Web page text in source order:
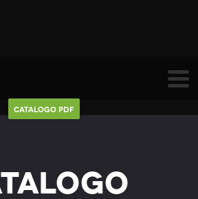
Catalogo Pdf